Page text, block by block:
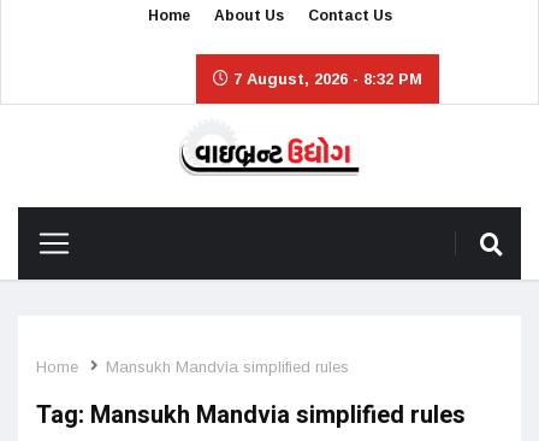
Home About Us Contact Us
7 August, 2026 - 8:32 PM
Home Mansukh Mandvia simplified rules
Tag: Mansukh Mandvia simplified rules